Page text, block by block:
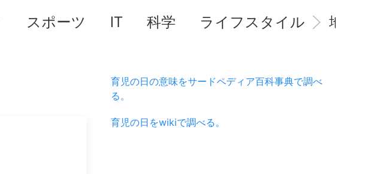
スポーツ IT 科学 ライフスタイル 地域情
育児の日の意味をサードペディア百科事典で調べ
る。
育児の日をwikiで調べる。